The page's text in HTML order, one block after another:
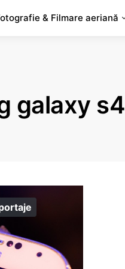
& Filmare aeriană
galaxy s4